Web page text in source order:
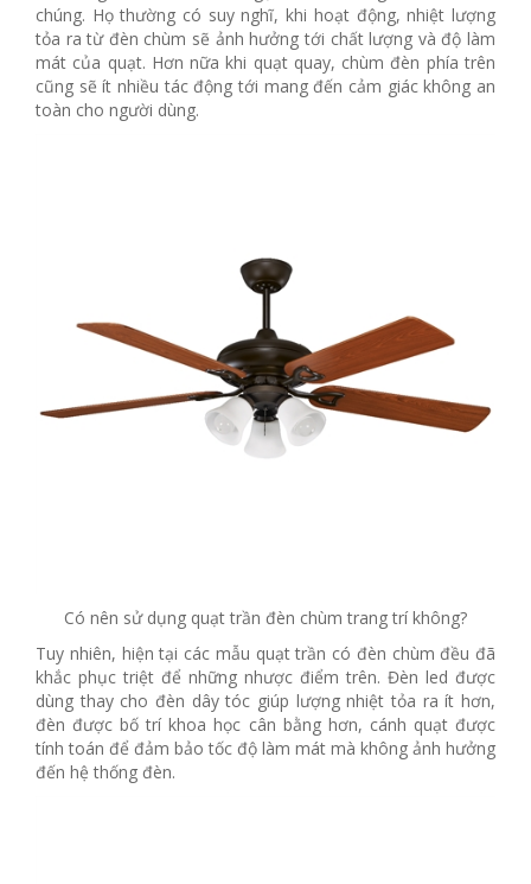
chúng. Họ thường có suy nghĩ, khi hoạt động, nhiệt lượng
tỏa ra từ đèn chùm sẽ ảnh hưởng tới chất lượng và độ làm
mát của quạt. Hơn nữa khi quạt quay, chùm đèn phía trên
cũng sẽ ít nhiều tác động tới mang đến cảm giác không an
toàn cho người dùng.
Có nên sử dụng quạt trần đèn chùm trang trí không?
Tuy nhiên, hiện tại các mẫu quạt trần có đèn chùm đều đã
khắc phục triệt để những nhược điểm trên. Đèn led được
dùng thay cho đèn dây tóc giúp lượng nhiệt tỏa ra ít hơn,
đèn được bố trí khoa học cân bằng hơn, cánh quạt được
tính toán để đảm bảo tốc độ làm mát mà không ảnh hưởng
đến hệ thống đèn.